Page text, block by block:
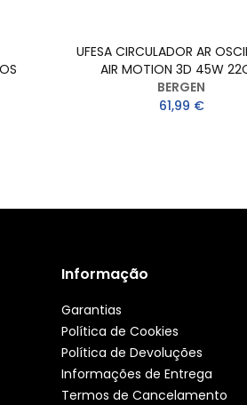
UFESA CIRCULADOR AR
AIR MOTION 3D 45W
BERGEN
61,99 €
Informação
Garantias
Política de Cookies
Política de Devoluções
Informações de Entrega
Termos de Cancelamento